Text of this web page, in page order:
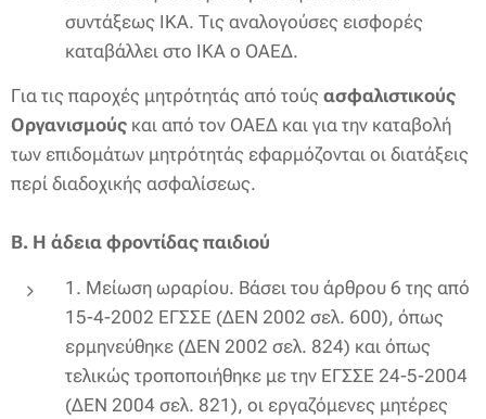
συντάξεως ΙΚΑ. Τις αναλογούσες εισφορές
καταβάλλει στο ΙΚΑ ο ΟΑΕΔ.
Για τις παροχές μητρότητάς από τούς ασφαλιστικούς
Οργανισμούς και από τον ΟΑΕΔ και για την καταβολή
των επιδομάτων μητρότητάς εφαρμόζονται οι διατάξεις
περί διαδοχικής ασφαλίσεως.
Β. Η άδεια φροντίδας παιδιού
1. Μείωση ωραρίου. Βάσει του άρθρου 6 της από
15-4-2002 ΕΓΣΣΕ (ΔΕΝ 2002 σελ. 600), όπως
ερμηνεύθηκε (ΔΕΝ 2002 σελ. 824) και όπως
τελικώς τροποποιήθηκε με την ΕΓΣΣΕ 24-5-2004
(ΔΕΝ 2004 σελ. 821), οι εργαζόμενες μητέρες